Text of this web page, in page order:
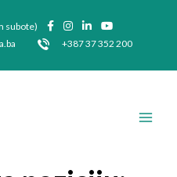
subote)
+387 37 352 200
Menu